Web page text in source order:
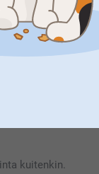
aikaa :)
kuitenkin.